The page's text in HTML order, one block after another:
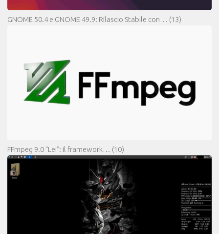
GNOME 50.4 e GNOME 49.9: Rilascio Stabile con… (13)
FFmpeg 9.0 “Lei”: il framework… (10)